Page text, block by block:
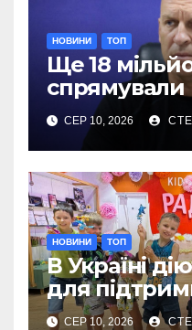
НОВИНИ ТОП
Ще 18
спрямували
Сил оборони
СЕР 10, 2026
НОВИНИ ТОП
В Україні
для
СЕР 10, 2026